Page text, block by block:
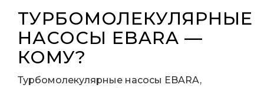
ТУРБОМОЛЕКУЛЯРНЫЕ
НАСОСЫ EBARA —
КОМУ?
Турбомолекулярные насосы EBARA,